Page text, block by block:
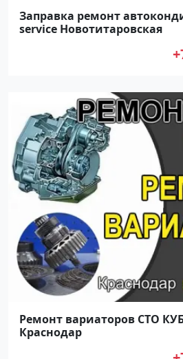
Заправка ремонт
service Новотитаровская
Ремонт вариаторов СТО
Краснодар